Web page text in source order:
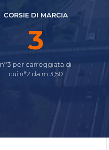
CORSIE DI MARCIA
4
n°3 per carreggiata di
cui n°2 da m 3,50